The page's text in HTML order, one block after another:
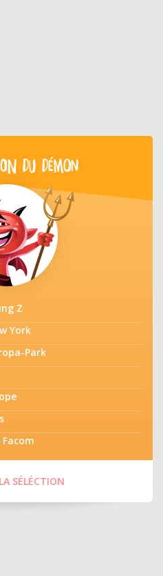
DU DÉMON
Z
York
Park
SÉLÉCTION